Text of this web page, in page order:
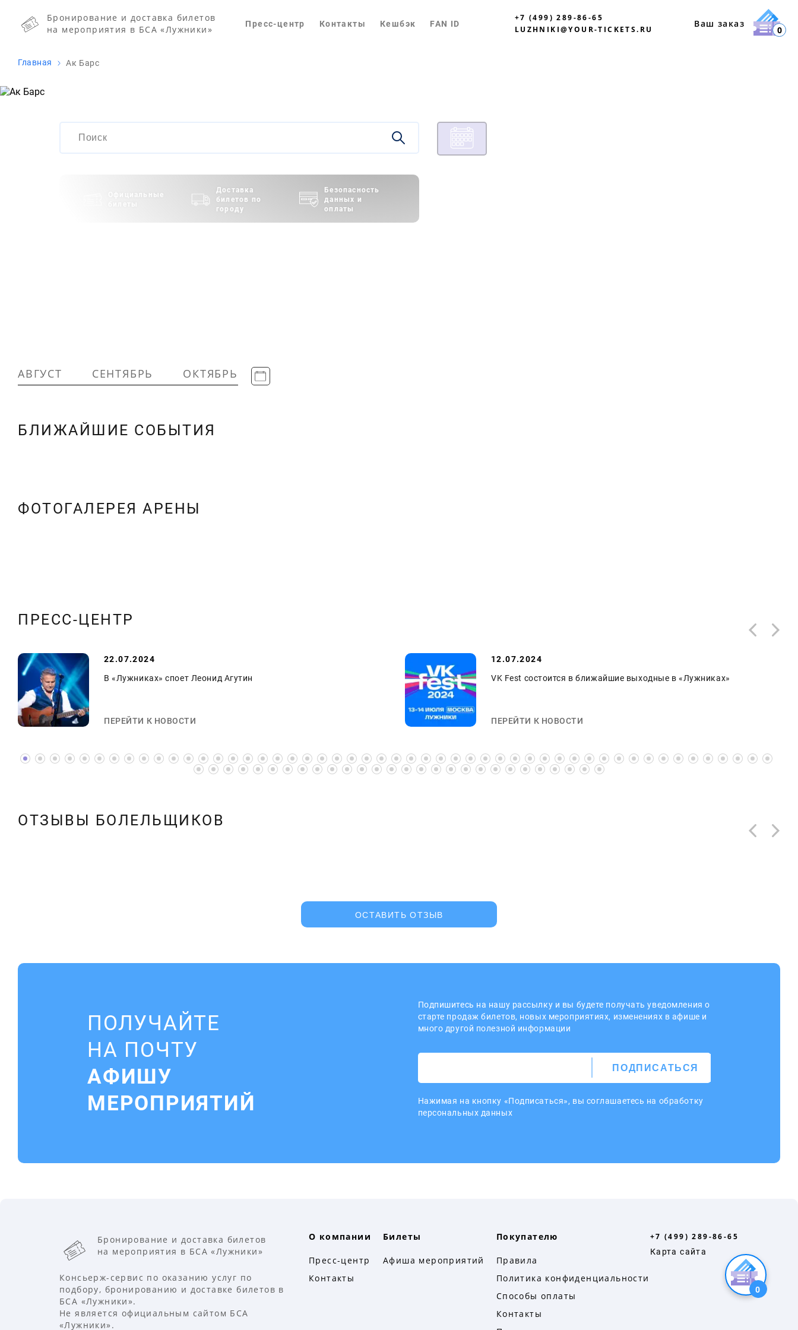
0
Бронирование и доставка билетов
на мероприятия в БСА «Лужники»
Пресс-центр Контакты Кешбэк FAN ID
+7 (499) 289-86-65
LUZHNIKI@YOUR-TICKETS.RU
Ваш заказ
0
Главная Ак Барс
Официальные
билеты
Доставка
билетов по
городу
Безопасность
данных и
оплаты
АВГУСТ СЕНТЯБРЬ ОКТЯБРЬ
БЛИЖАЙШИЕ СОБЫТИЯ
ФОТОГАЛЕРЕЯ АРЕНЫ
ПРЕСС-ЦЕНТР
22.07.2024
В «Лужниках» споет Леонид Агутин
ПЕРЕЙТИ К НОВОСТИ
12.07.2024
VK Fest состоится в ближайшие выходные в «Лужниках»
ПЕРЕЙТИ К НОВОСТИ
ОТЗЫВЫ БОЛЕЛЬЩИКОВ
ОСТАВИТЬ ОТЗЫВ
ПОЛУЧАЙТЕ
НА ПОЧТУ
АФИШУ
МЕРОПРИЯТИЙ
Подпишитесь на нашу рассылку и вы будете получать уведомления о
старте продаж билетов, новых мероприятиях, изменениях в афише и
много другой полезной информации
ПОДПИСАТЬСЯ
Нажимая на кнопку «Подписаться», вы соглашаетесь на обработку
персональных данных
Бронирование и доставка билетов
на мероприятия в БСА «Лужники»
Консьерж-сервис по оказанию услуг по
подбору, бронированию и доставке билетов в
БСА «Лужники».
Не является официальным сайтом БСА
«Лужники».
О компании
Пресс-центр
Контакты
Билеты
Афиша мероприятий
Покупателю
Правила
Политика конфиденциальности
Способы оплаты
Контакты
+7 (499) 289-86-65
Карта сайта